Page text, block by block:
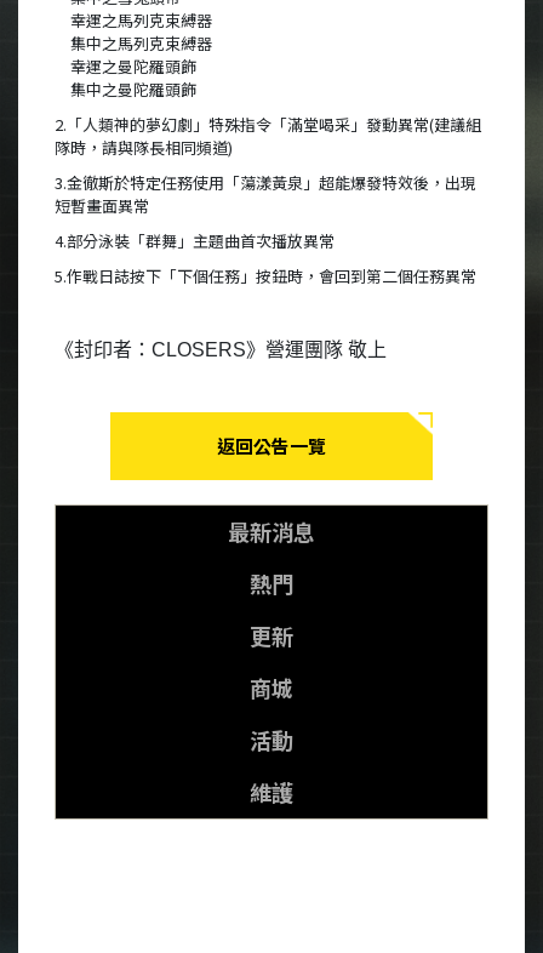
幸運之馬列克束縛器
集中之馬列克束縛器
幸運之曼陀羅頭飾
集中之曼陀羅頭飾
2.「人類神的夢幻劇」特殊指令「滿堂喝采」發動異常(建議組
隊時，請與隊長相同頻道)
3.金徹斯於特定任務使用「蕩漾黃泉」超能爆發特效後，出現
短暫畫面異常
4.部分泳裝「群舞」主題曲首次播放異常
5.作戰日誌按下「下個任務」按鈕時，會回到第二個任務異常
《封印者：CLOSERS》營運團隊 敬上
返回公告一覽
最新消息
熱門
更新
商城
活動
維護